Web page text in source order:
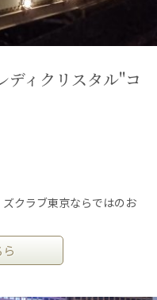
ィクリスタル"コ
クラブ東京ならではのお